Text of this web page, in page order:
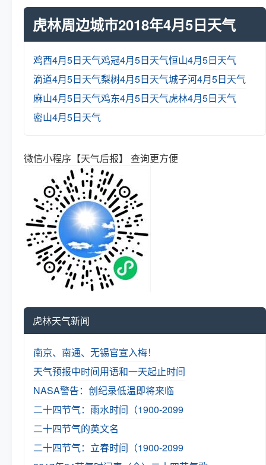
虎林周边城市2018年4月5日天气
鸡西4月5日天气鸡冠4月5日天气恒山4月5日天气
滴道4月5日天气梨树4月5日天气城子河4月5日天气
麻山4月5日天气鸡东4月5日天气虎林4月5日天气
密山4月5日天气
微信小程序【天气后报】 查询更方便
虎林天气新闻
南京、南通、无锡官宣入梅！
天气预报中时间用语和一天起止时间
NASA警告：创纪录低温即将来临
二十四节气：雨水时间（1900-2099
二十四节气的英文名
二十四节气：立春时间（1900-2099